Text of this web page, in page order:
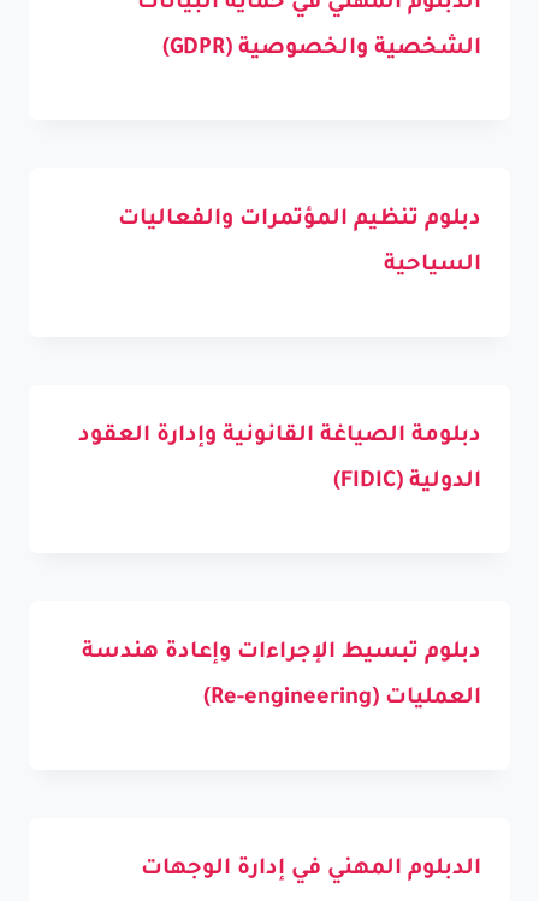
الشخصية والخصوصية (GDPR)
دبلوم تنظيم المؤتمرات والفعاليات
السياحية
دبلومة الصياغة القانونية وإدارة العقود
الدولية (FIDIC)
دبلوم تبسيط الإجراءات وإعادة هندسة
العمليات (Re-engineering)
الدبلوم المهني في إدارة الوجهات